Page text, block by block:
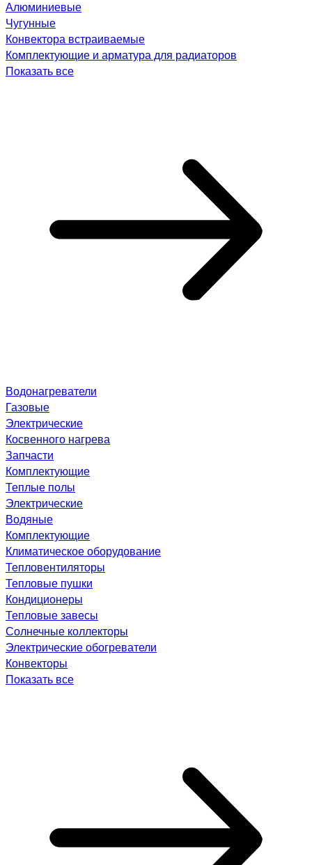
Алюминиевые
Чугунные
Конвектора встраиваемые
Комплектующие и арматура для радиаторов
Показать все
Водонагреватели
Газовые
Электрические
Косвенного нагрева
Запчасти
Комплектующие
Теплые полы
Электрические
Водяные
Комплектующие
Климатическое оборудование
Тепловентиляторы
Тепловые пушки
Кондиционеры
Тепловые завесы
Солнечные коллекторы
Электрические обогреватели
Конвекторы
Показать все